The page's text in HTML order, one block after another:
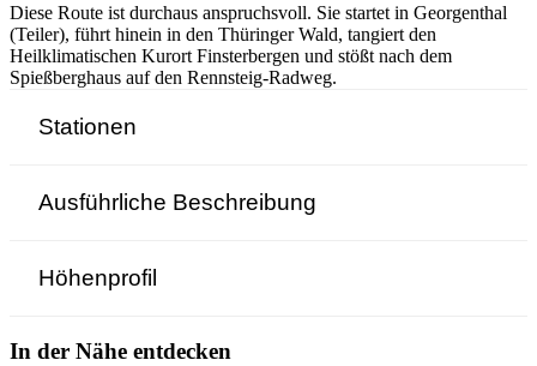
Diese Route ist durchaus anspruchsvoll. Sie startet in Georgenthal
(Teiler), führt hinein in den Thüringer Wald, tangiert den
Heilklimatischen Kurort Finsterbergen und stößt nach dem
Spießberghaus auf den Rennsteig-Radweg.
Stationen
Ausführliche Beschreibung
Höhenprofil
In der Nähe entdecken